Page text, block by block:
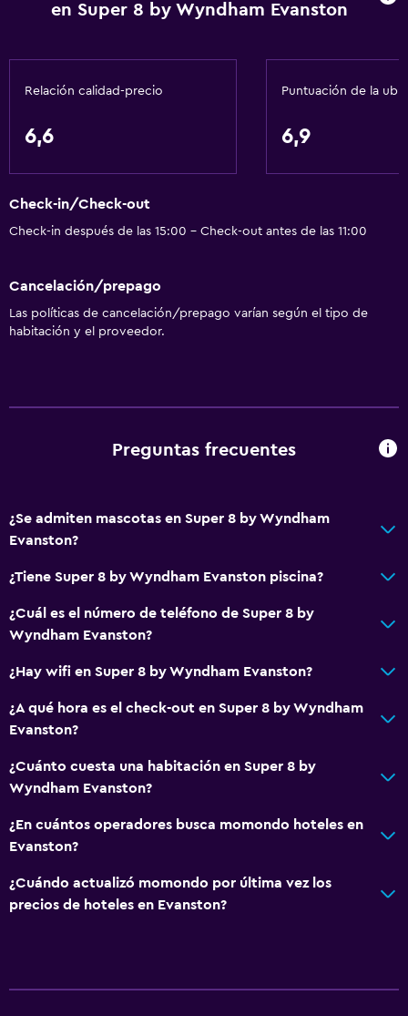
en Super 8 by Wyndham Evanston
Relación calidad-precio
6,6
Puntuación de la
6,9
Check-in/Check-out
Check-in después de las 15:00 - Check-out antes de las 11:00
Cancelación/prepago
Las políticas de cancelación/prepago varían según el tipo de
habitación y el proveedor.
Preguntas frecuentes
¿Se admiten mascotas en Super 8 by Wyndham
Evanston?
¿Tiene Super 8 by Wyndham Evanston piscina?
¿Cuál es el número de teléfono de Super 8 by
Wyndham Evanston?
¿Hay wifi en Super 8 by Wyndham Evanston?
¿A qué hora es el check-out en Super 8 by Wyndham
Evanston?
¿Cuánto cuesta una habitación en Super 8 by
Wyndham Evanston?
¿En cuántos operadores busca momondo hoteles en
Evanston?
¿Cuándo actualizó momondo por última vez los
precios de hoteles en Evanston?